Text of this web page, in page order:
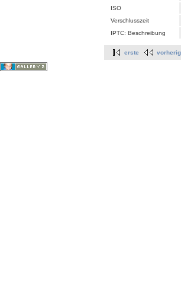
ISO
Verschlusszeit
IPTC: Beschreibung
erste